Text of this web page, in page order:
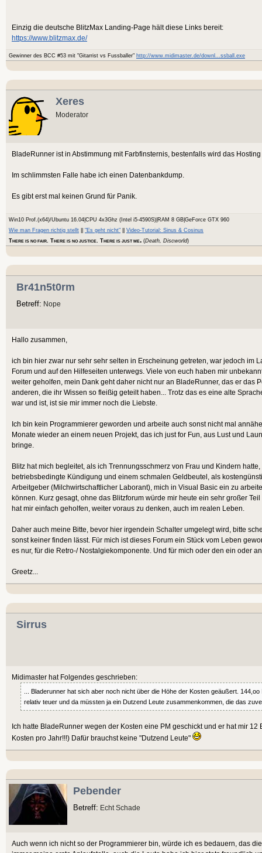
Einzig die deutsche BlitzMax Landing-Page hält diese Links bereit:
https://www.blitzmax.de/
Gewinner des BCC #53 mit "Gitarrist vs Fussballer" http://www.midimaster.de/downl...ssball.exe
Xeres
Moderator
BladeRunner ist in Abstimmung mit Farbfinsternis, bestenfalls wird das
Im schlimmsten Falle habe ich einen Datenbankdump.
Es gibt erst mal keinen Grund für Panik.
Win10 Prof.(x64)/Ubuntu 16.04|CPU 4x3Ghz (Intel i5-4590S)|RAM 8 GB|GeForce GTX 960
Wie man Fragen richtig stellt
"Es geht nicht"
Video-Tutorial: Sinus & Cosinus
THERE IS NO FAIR. THERE IS NO JUSTICE. THERE IS JUST ME. (Death, Discworld)
Br41n5t0rm
Betreff: Nope
Hallo zusammen,
ich bin hier zwar nur sehr sehr selten in Erscheinung getreten, war jedoch im
Forum und auf den Hilfeseiten unterwegs. Viele von euch haben mir
weiter geholfen, mein Dank geht daher nicht nur an BladeRunner, das er das
anderen, die ihr Wissen so fleißig geteilt haben... Trotz das es eine alte
war und ist, ist sie mir immer noch die Liebste.
Ich bin kein Programmierer geworden und arbeite auch sonst nicht mal
Monate wieder an einem neuen Projekt, das ich just for Fun, aus Lust und
bringe.
Blitz hat mich begleitet, als ich Trennungsschmerz von Frau und Kindern
betriebsbedingte Kündigung und einem schmalen Geldbeutel, als
Arbeitgeber (Milchwirtschaftlicher Laborant), mich in Visual Basic ein zu
können. Kurz gesagt, ohne das Blitzforum würde mir heute ein sehr großer
hat mir einfach geholfen, weiter voraus zu denken, auch im realen Leben.
Daher auch meine Bitte, bevor hier irgendein Schalter umgelegt wird, bitte
sonst keiner finden lässt. Für mich ist dieses Forum ein Stück vom Leben
es nur, für die Retro-/ Nostalgiekomponente. Und für mich oder den ein oder
Greetz...
Sirrus
Midimaster hat Folgendes geschrieben:
... Bladerunner hat sich aber noch nicht über die Höhe der Kosten geäußert.
relativ teuer und da müssten ja ein Dutzend Leute zusammenkommen, die das
Ich hatte BladeRunner wegen der Kosten eine PM geschickt und er hat mir
Kosten pro Jahr!!!) Dafür brauchst keine "Dutzend Leute"
Pebender
Betreff: Echt Schade
Auch wenn ich nicht so der Programmierer bin, würde ich es bedauern, das